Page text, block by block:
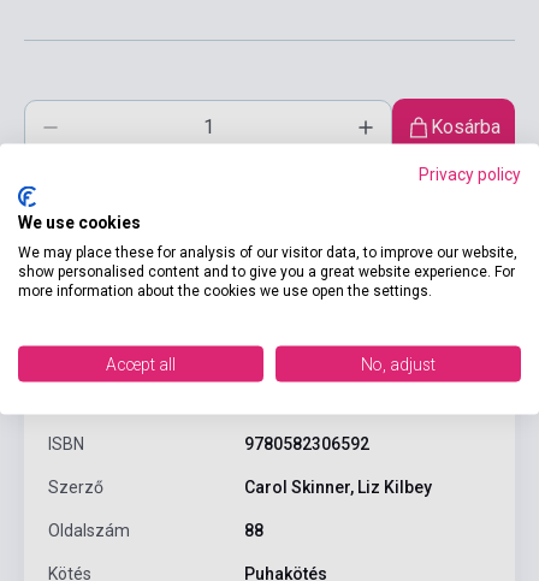
Kosárba
Termékjellemzők
ISBN 9780582306592
Szerző Carol Skinner, Liz Kilbey
Oldalszám 88
Kötés Puhakötés
Privacy policy
We use cookies
We may place these for analysis of our visitor data, to improve our website,
show personalised content and to give you a great website experience. For
more information about the cookies we use open the settings.
Accept all No, adjust